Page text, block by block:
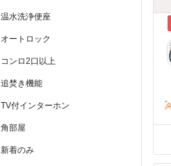
温水洗浄便座
オートロック
コンロ2口以上
追焚き機能
TV付インターホン
角部屋
新着のみ